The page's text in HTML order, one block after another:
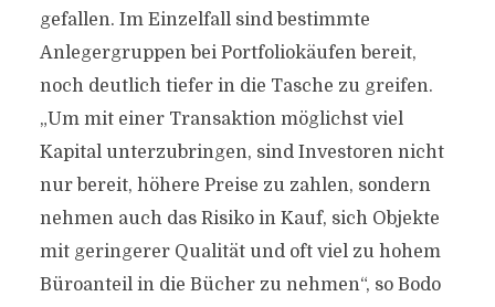
gefallen. Im Einzelfall sind bestimmte
Anlegergruppen bei Portfoliokäufen bereit,
noch deutlich tiefer in die Tasche zu greifen.
„Um mit einer Transaktion möglichst viel
Kapital unterzubringen, sind Investoren nicht
nur bereit, höhere Preise zu zahlen, sondern
nehmen auch das Risiko in Kauf, sich Objekte
mit geringerer Qualität und oft viel zu hohem
Büroanteil in die Bücher zu nehmen“, so Bodo